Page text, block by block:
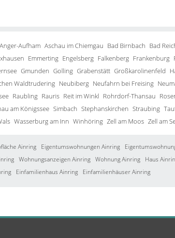
Anger-Aufham Aschau im Chiemgau Bad Birnbach Bad
Emmerting Engelsberg Falkenberg Frankenburg
Gmunden Golling Grabenstätt Großkarolinenfeld
Waldtrudering Neubiberg Neufahrn bei Freising
Raubling Rauris Reit im Winkl Rohrdorf-Thansau
am Königssee Simbach Stephanskirchen Straubing
Wasserburg am Inn Winhöring Zell am Moos Zell am
Ainring Eigentumswohnungen Ainring
Wohnungsanzeigen Ainring Wohnung Ainring Haus
Einfamilienhaus Ainring Einfamilienhäuser Ainring